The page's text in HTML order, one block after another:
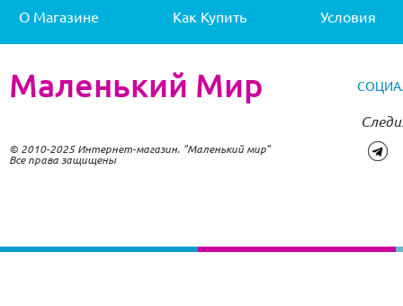
О Магазине Как Купить Условия
Маленький Мир
© 2010-2025 Интернет-магазин. "Маленький мир"
Все права защищены